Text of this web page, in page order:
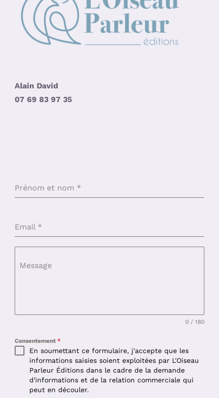
Alain David
07 69 83 97 35
Prénom et nom *
Email *
Message
0 / 180
Consentement *
En soumettant ce formulaire, j'accepte que les
informations saisies soient exploitées par L'Oiseau
Parleur Éditions dans le cadre de la demande
d'informations et de la relation commerciale qui
peut en découler.